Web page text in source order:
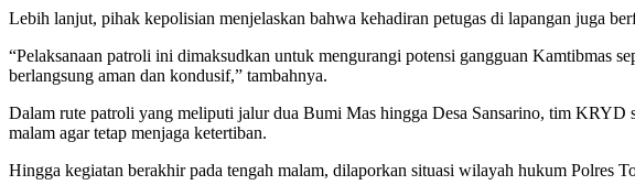
Lebih lanjut, pihak kepolisian menjelaskan bahwa kehadiran petugas di lapangan juga
“Pelaksanaan patroli ini dimaksudkan untuk mengurangi potensi gangguan Kamtibmas
berlangsung aman dan kondusif,” tambahnya.
Dalam rute patroli yang meliputi jalur dua Bumi Mas hingga Desa Sansarino, tim KRYD
malam agar tetap menjaga ketertiban.
Hingga kegiatan berakhir pada tengah malam, dilaporkan situasi wilayah hukum Polres